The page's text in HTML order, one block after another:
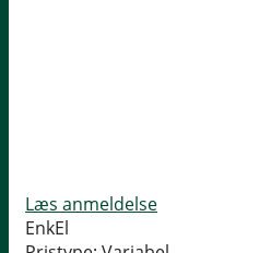
Læs anmeldelse
EnkEl